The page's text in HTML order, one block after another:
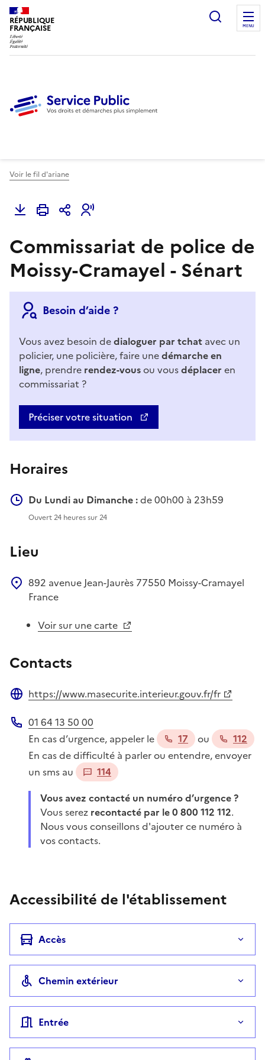
RÉPUBLIQUE
FRANÇAISE
Ouvrir
MENU
Voir le fil d'ariane
Commissariat de police de
Moissy-Cramayel - Sénart
Besoin d’aide ?
Vous avez besoin dedialoguer par tchat avec un
policier, une policière, faire unedémarche en
ligne, prendre rendez-vousou vousdéplacer en
commissariat ?
Préciser votre situation
Horaires
Du Lundi au Dimanche :de 00h00 à 23h59
Ouvert 24 heures sur 24
Lieu
892 avenue Jean-Jaurès 77550 Moissy-Cramayel
France
Voir sur une carte
Contacts
https://www.masecurite.interieur.gouv.fr/fr
Téléphone
01 64 13 50 00
En cas d’urgence, appeler le
17 ou
112
En cas de difficulté à parler ou entendre, envoyer
un sms au
114
Vous avez contacté un numéro d’urgence ?
Vous serez recontacté par le 0 800 112 112.
Nous vous conseillons d'ajouter ce numéro à
vos contacts.
Accessibilité de l'établissement
Accès
Chemin extérieur
Entrée